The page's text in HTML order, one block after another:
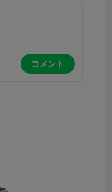
コメント